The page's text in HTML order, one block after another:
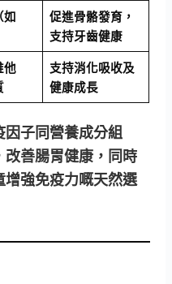
如
促進骨骼發育，
支持牙齒健康
他
支持消化吸收及
健康成長
因子同營養成分組
善腸胃健康，同時
強免疫力嘅天然選